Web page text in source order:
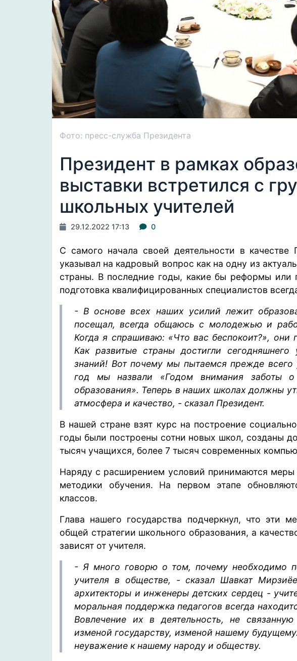
Фото: пресс-служба Президента
Президент в рамках
выставки встретился с
школьных учителей
29.12.2022 17:13 0
С самого начала своей деятельности в
указывал на кадровый вопрос как на одну из
страны. В последние годы, какие бы реформы или
подготовка квалифицированных специалистов
- В основе всех наших усилий лежит
посещал, всегда общаюсь с молодежью и
Когда я спрашиваю: «Что вас беспокоит?», они
Как развитые страны достигли
знаний! Вот почему мы пытаемся прежде всего
год мы назвали «Годом внимания заботы о
образования». Теперь в наших школах должны
атмосфера и качество, - сказал Президент.
В нашей стране взят курс на построение
годы были построены сотни новых школ, созданы
тысяч учащихся, более 7 тысяч современных
Наряду с расширением условий принимаются
методики обучения. На первом этапе
классов.
Глава нашего государства подчеркнул, что эти
общей стратегии школьного образования, а
зависят от учителя.
- Я много говорю о том, почему необходимо
учителя в обществе, - сказал Шавкат
архитекторы и инженеры детских сердец -
моральная поддержка педагогов всегда
Вовлечение их в деятельность, не
изменой государству, изменой нашему
неуважение к нашему народу и обществу.